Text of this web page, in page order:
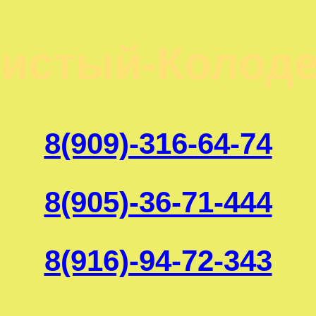
8(909)-316-64-74
8(905)-36-71-444
8(916)-94-72-343